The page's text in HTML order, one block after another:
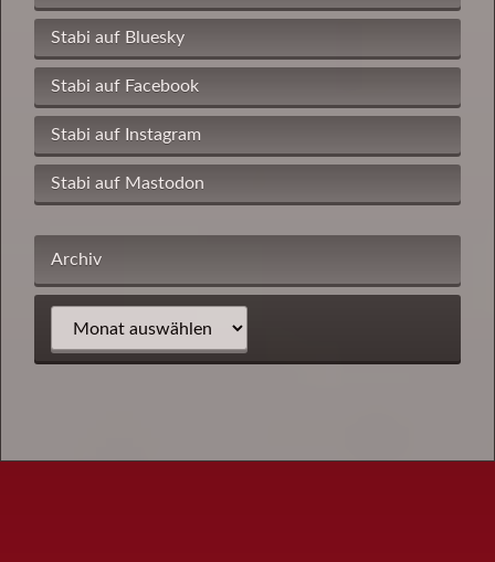
Stabi auf Bluesky
Stabi auf Facebook
Stabi auf Instagram
Stabi auf Mastodon
Archiv